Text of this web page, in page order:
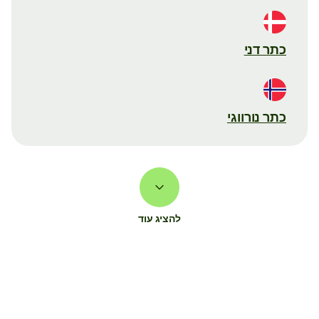
כתר דני
כתר נורווגי
להציג עוד